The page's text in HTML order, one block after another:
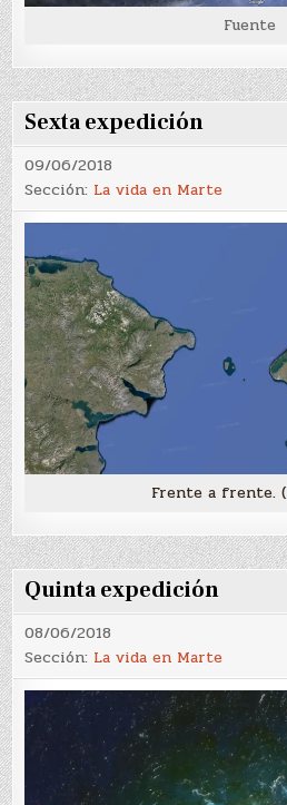
Fuente
Sexta expedición
09/06/2018
Sección: La vida en Marte
Frente a frente. (
Quinta expedición
08/06/2018
Sección: La vida en Marte